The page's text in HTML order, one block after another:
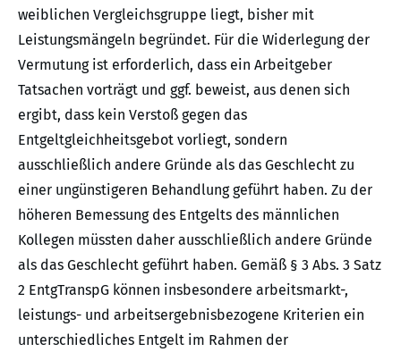
weiblichen Vergleichsgruppe liegt, bisher mit
Leistungsmängeln begründet. Für die Widerlegung der
Vermutung ist erforderlich, dass ein Arbeitgeber
Tatsachen vorträgt und ggf. beweist, aus denen sich
ergibt, dass kein Verstoß gegen das
Entgeltgleichheitsgebot vorliegt, sondern
ausschließlich andere Gründe als das Geschlecht zu
einer ungünstigeren Behandlung geführt haben. Zu der
höheren Bemessung des Entgelts des männlichen
Kollegen müssten daher ausschließlich andere Gründe
als das Geschlecht geführt haben. Gemäß § 3 Abs. 3 Satz
2 EntgTranspG können insbesondere arbeitsmarkt-,
leistungs- und arbeitsergebnisbezogene Kriterien ein
unterschiedliches Entgelt im Rahmen der